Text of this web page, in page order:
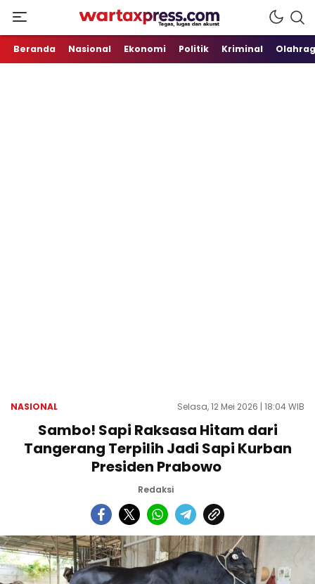
WartaXpress
Tegas, Lugas dan Akurat
Beranda Nasional Ekonomi Politik Kriminal
NASIONAL Selasa, 12 Mei 2026 | 18:04 WIB
Sambo! Sapi Raksasa Hitam dari
Tangerang Terpilih Jadi Sapi Kurban
Presiden Prabowo
Redaksi